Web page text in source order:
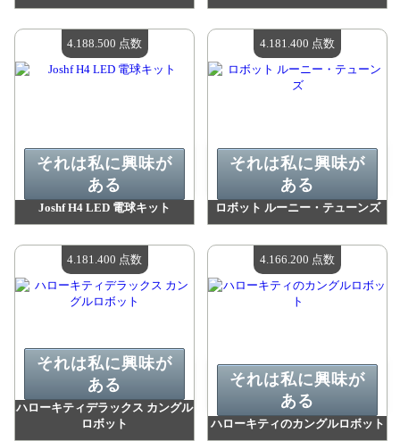
利用可能な数量：4
利用可能な数量：4
Joshf H4 LED 電球キット
利用可能な数量：4
それは私に興味が
ある
4.188.500 点数
ロボット ルーニー・テューンズ
利用可能な数量：4
それは私に興味が
ある
4.181.400 点数
ハローキティデラックス カングル
ロボット
それは私に興味が
ある
4.181.400 点数
ハローキティのカングルロボット
それは私に興味が
ある
4.166.200 点数